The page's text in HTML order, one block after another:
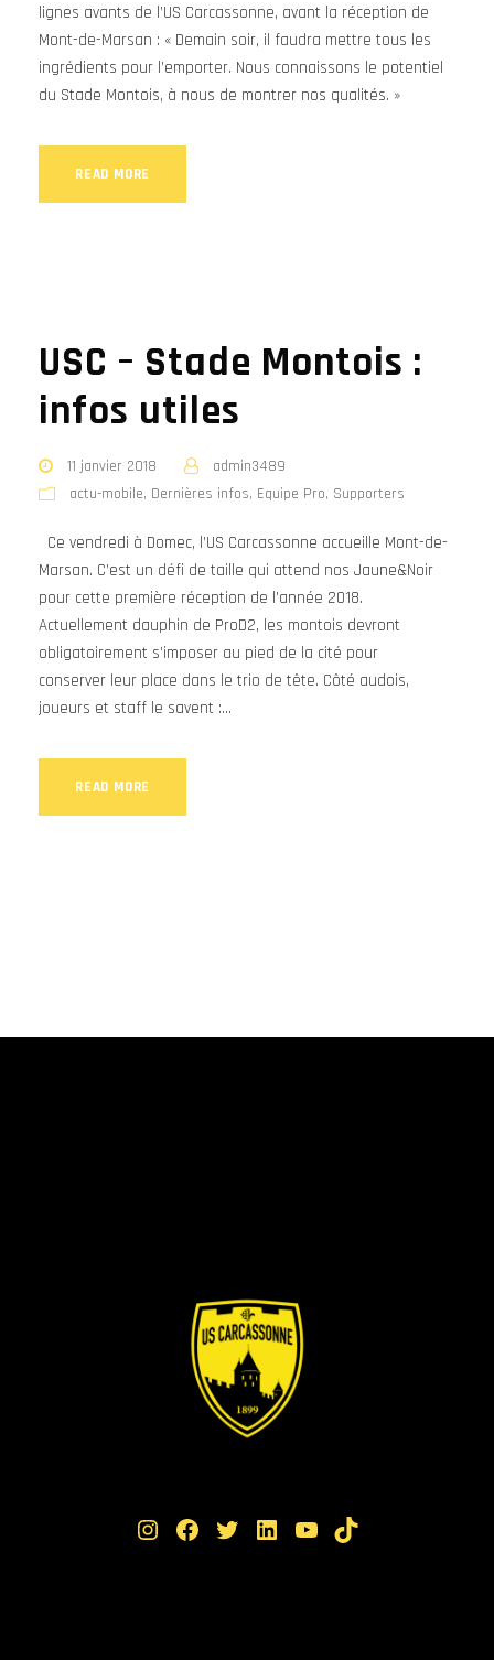
lignes avants de l’US Carcassonne, avant la réception de
Mont-de-Marsan : « Demain soir, il faudra mettre tous les
ingrédients pour l’emporter. Nous connaissons le potentiel
du Stade Montois, à nous de montrer nos qualités. »
READ MORE
USC – Stade Montois :
infos utiles
11 janvier 2018
admin3489
actu-mobile, Dernières infos, Equipe Pro, Supporters
Ce vendredi à Domec, l’US Carcassonne accueille Mont-de-
Marsan. C’est un défi de taille qui attend nos Jaune&Noir
pour cette première réception de l’année 2018.
Actuellement dauphin de ProD2, les montois devront
obligatoirement s’imposer au pied de la cité pour
conserver leur place dans le trio de tête. Côté audois,
joueurs et staff le savent :...
READ MORE
Instagram Facebook Twitter LinkedIn YouTube TikTok